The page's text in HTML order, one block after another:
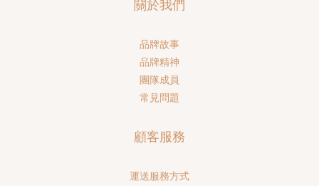
關於我們
品牌故事
品牌精神
團隊成員
常見問題
顧客服務
運送服務方式